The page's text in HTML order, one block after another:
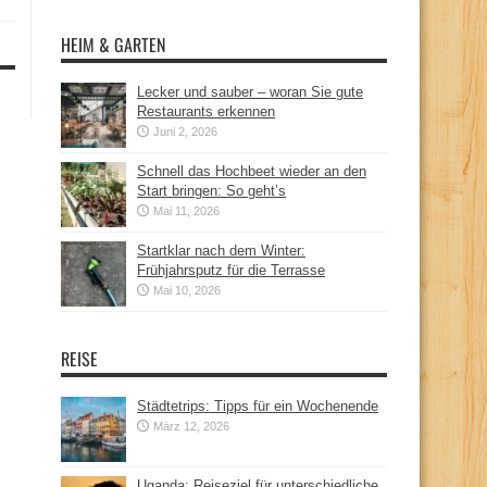
HEIM & GARTEN
Lecker und sauber – woran Sie gute
Restaurants erkennen
Juni 2, 2026
Schnell das Hochbeet wieder an den
Start bringen: So geht’s
Mai 11, 2026
Startklar nach dem Winter:
Frühjahrsputz für die Terrasse
Mai 10, 2026
REISE
Städtetrips: Tipps für ein Wochenende
März 12, 2026